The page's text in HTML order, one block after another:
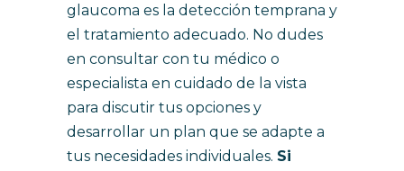
glaucoma es la detección temprana y
el tratamiento adecuado. No dudes
en consultar con tu médico o
especialista en cuidado de la vista
para discutir tus opciones y
desarrollar un plan que se adapte a
tus necesidades individuales. Si